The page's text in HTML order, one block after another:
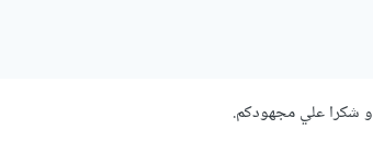
و شكرا علي مجهودكم.